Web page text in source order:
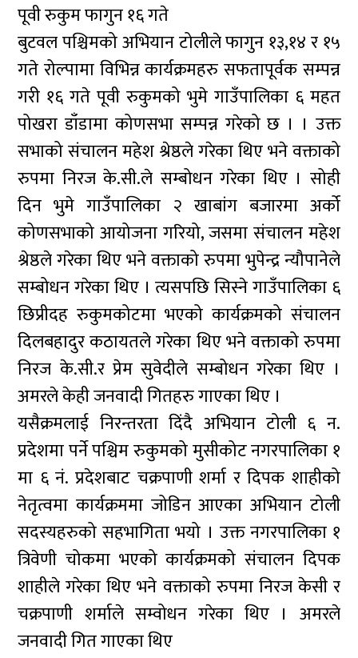
पूवी रुकुम फागुन १६ गते
बुटवल पश्चिमको अभियान टोलीले फागुन १३,१४ र १५
गते रोल्पामा विभिन्न कार्यक्रमहरु सफतापूर्वक सम्पन्न
गरी १६ गते पूवी रुकुमको भुमे गाउँपालिका ६ महत
पोखरा डाँडामा कोणसभा सम्पन्न गरेको छ । । उक्त
सभाको संचालन महेश श्रेष्ठले गरेका थिए भने वक्ताको
रुपमा निरज के.सी.ले सम्बोधन गरेका थिए । सोही
दिन भुमे गाउँपालिका २ खाबांग बजारमा अर्को
कोणसभाको आयोजना गरियो, जसमा संचालन महेश
श्रेष्ठले गरेका थिए भने वक्ताको रुपमा भुपेन्द्र न्यौपानेले
सम्बोधन गरेका थिए । त्यसपछि सिस्ने गाउँपालिका ६
छिप्रीदह रुकुमकोटमा भएको कार्यक्रमको संचालन
दिलबहादुर कठायतले गरेका थिए भने वक्ताको रुपमा
निरज के.सी.र प्रेम सुवेदीले सम्बोधन गरेका थिए ।
अमरले केही जनवादी गितहरु गाएका थिए ।
यसैक्रमलाई निरन्तरता दिंदै अभियान टोली ६ न.
प्रदेशमा पर्ने पश्चिम रुकुमको मुसीकोट नगरपालिका १
मा ६ नं. प्रदेशबाट चक्रपाणी शर्मा र दिपक शाहीको
नेतृत्वमा कार्यक्रममा जोडिन आएका अभियान टोली
सदस्यहरुको सहभागिता भयो । उक्त नगरपालिका १
त्रिवेणी चोकमा भएको कार्यक्रमको संचालन दिपक
शाहीले गरेका थिए भने वक्ताको रुपमा निरज केसी र
चक्रपाणी शर्माले सम्वोधन गरेका थिए । अमरले
जनवादी गित गाएका थिए